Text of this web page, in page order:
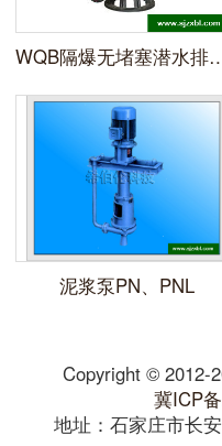
WQB隔爆无
泥浆泵PN、PNL
Copyright © 2012-
冀ICP
地址：石家庄市长